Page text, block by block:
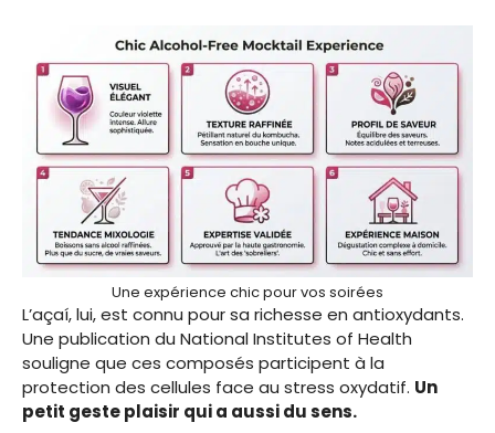
Une expérience chic pour vos soirées
L’açaí, lui, est connu pour sa richesse en antioxydants.
Une publication du National Institutes of Health
souligne que ces composés participent à la
protection des cellules face au stress oxydatif. Un
petit geste plaisir qui a aussi du sens.